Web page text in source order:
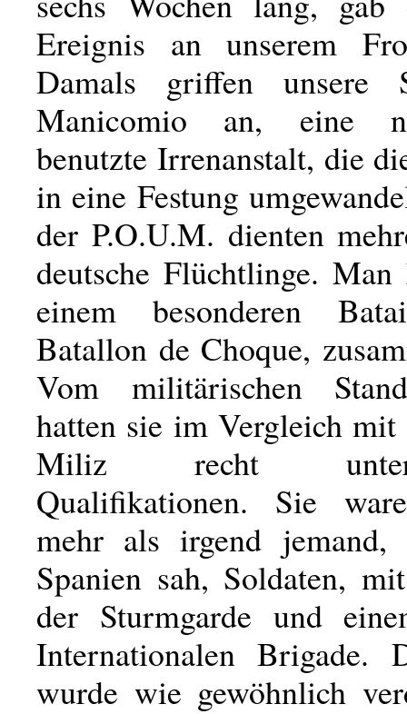
Ereignis an unserem
Damals griffen unsere
Manicomio an, eine
benutzte Irrenanstalt, die
in eine Festung
der P.O.U.M. dienten
deutsche Flüchtlinge.
einem besonderen
Batallon de Choque,
Vom militärischen
hatten sie im Vergleich
Miliz recht
Qualifikationen. Sie
mehr als irgend
Spanien sah, Soldaten,
der Sturmgarde und
Internationalen Brigade.
wurde wie gewöhnlich